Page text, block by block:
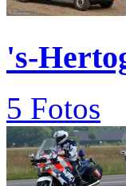
's-
5 Fotos